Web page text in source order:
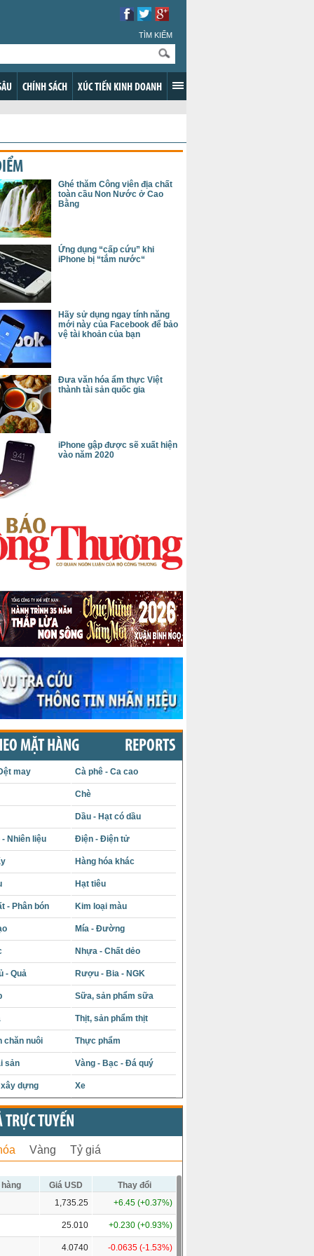
TÌM KIẾM
CHÍNH SÁCH XÚC TIẾN KINH DOANH
Ghé thăm Công viên địa chất
toàn cầu Non Nước ở Cao
Bằng
Ứng dụng “cấp cứu” khi
iPhone bị “tắm nước“
Hãy sử dụng ngay tính năng
mới này của Facebook để bảo
vệ tài khoản của bạn
Đưa văn hóa ẩm thực Việt
thành tài sản quốc gia
iPhone gập được sẽ xuất hiện
vào năm 2020
MẶT HÀNG REPORTS
may Cà phê - Ca cao
Chè
Dầu - Hạt có dầu
- Nhiên liệu Điện - Điện tử
Hàng hóa khác
Hạt tiêu
- Phân bón Kim loại màu
Mía - Đường
Nhựa - Chất dẻo
- Quả Rượu - Bia - NGK
Sữa, sản phẩm sữa
Thịt, sản phẩm thịt
chăn nuôi Thực phẩm
sản Vàng - Bạc - Đá quý
dựng Xe
TRỰC TUYẾN
Vàng Tỷ giá
Giá USD
Thay đổi
1,735.25 +6.45 (+0.37%)
25.010 +0.230 (+0.93%)
4.0740 -0.0635 (-1.53%)